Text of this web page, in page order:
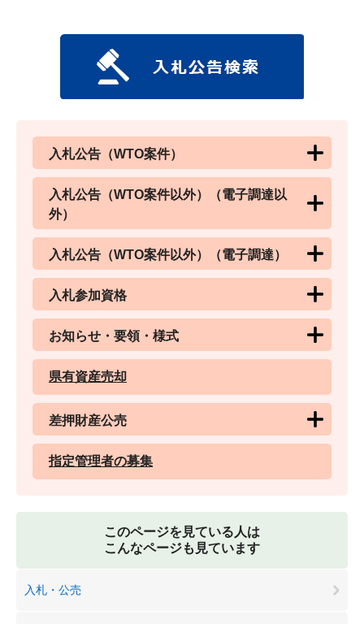
入札公告（WTO案件）
入札公告（WTO案件以外）（電子調達以
外）
入札公告（WTO案件以外）（電子調達）
入札参加資格
お知らせ・要領・様式
県有資産売却
差押財産公売
指定管理者の募集
このページを見ている人は
こんなページも見ています
入札・公売